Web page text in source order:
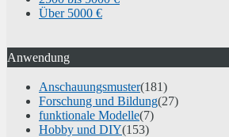
Über 5000 €
Anwendung
Anschauungsmuster(181)
Forschung und Bildung(27)
funktionale Modelle(7)
Hobby und DIY(153)